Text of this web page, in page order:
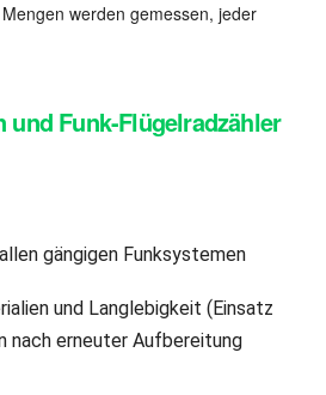
werden gemessen, jeder
und Funk-Flügelradzähler
gängigen Funksystemen
und Langlebigkeit (Einsatz
nach erneuter Aufbereitung